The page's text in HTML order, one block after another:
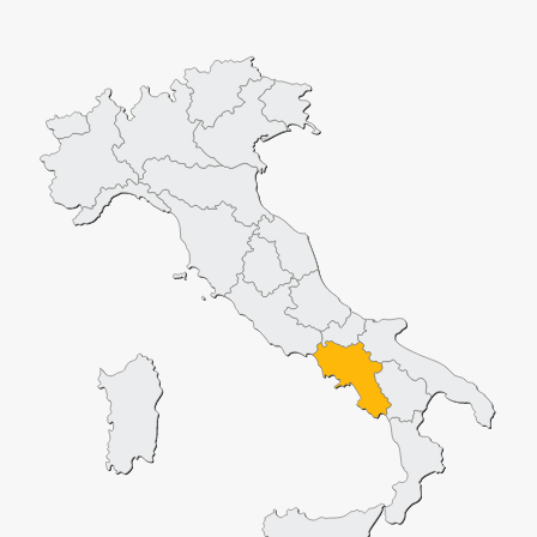
Salerno. Sie wurde im Mittelalter zerstört, um Kalk
herzustellen, aber trotz dieser Zerstörung haben sich vom
Haupttempel die wunderschönen Metopen mit den
tanzenden Mädchen erhalten, die heute im archäologischen
Nationalmuseum von Paestum zu sehen sind. Danach folgt
der archäologische Hauptkern. Dieser ist von im Rechteck
verlaufenden Mauern umgeben, die etwa 5 km lang und
durchschnittlich 7 Meter dick sind. Auf der Höhe der
bedeutendsten Straßenachsen, vier Tore, dann Türme und
Passagen und schließlich die Via Sacra, die fast mit den
heiligen Bauwerken in Berührung kommt. Und schließlich die
drei dorischen Tempel, die ein außerordentliches Beispiel für
diesen Baustil sind: Die Basilika – oder auch Hera-Tempel-
ist der größte und älteste Tempel aus dem Jahre 550 v.Chr.,
Seite an Seite mit dem sogenannten Poseidon-Tempel (der
in Wirklichkeit ebenfalls der Göttin Hera gewidmet ist) aus
dem Jahre 460 v.Chr., ein klassisches Beispiel für den
dorischen Baustil (man nimmt an, dass sich die Architekten
des Tempels am Zeustempel in Olympia inspiriert haben),